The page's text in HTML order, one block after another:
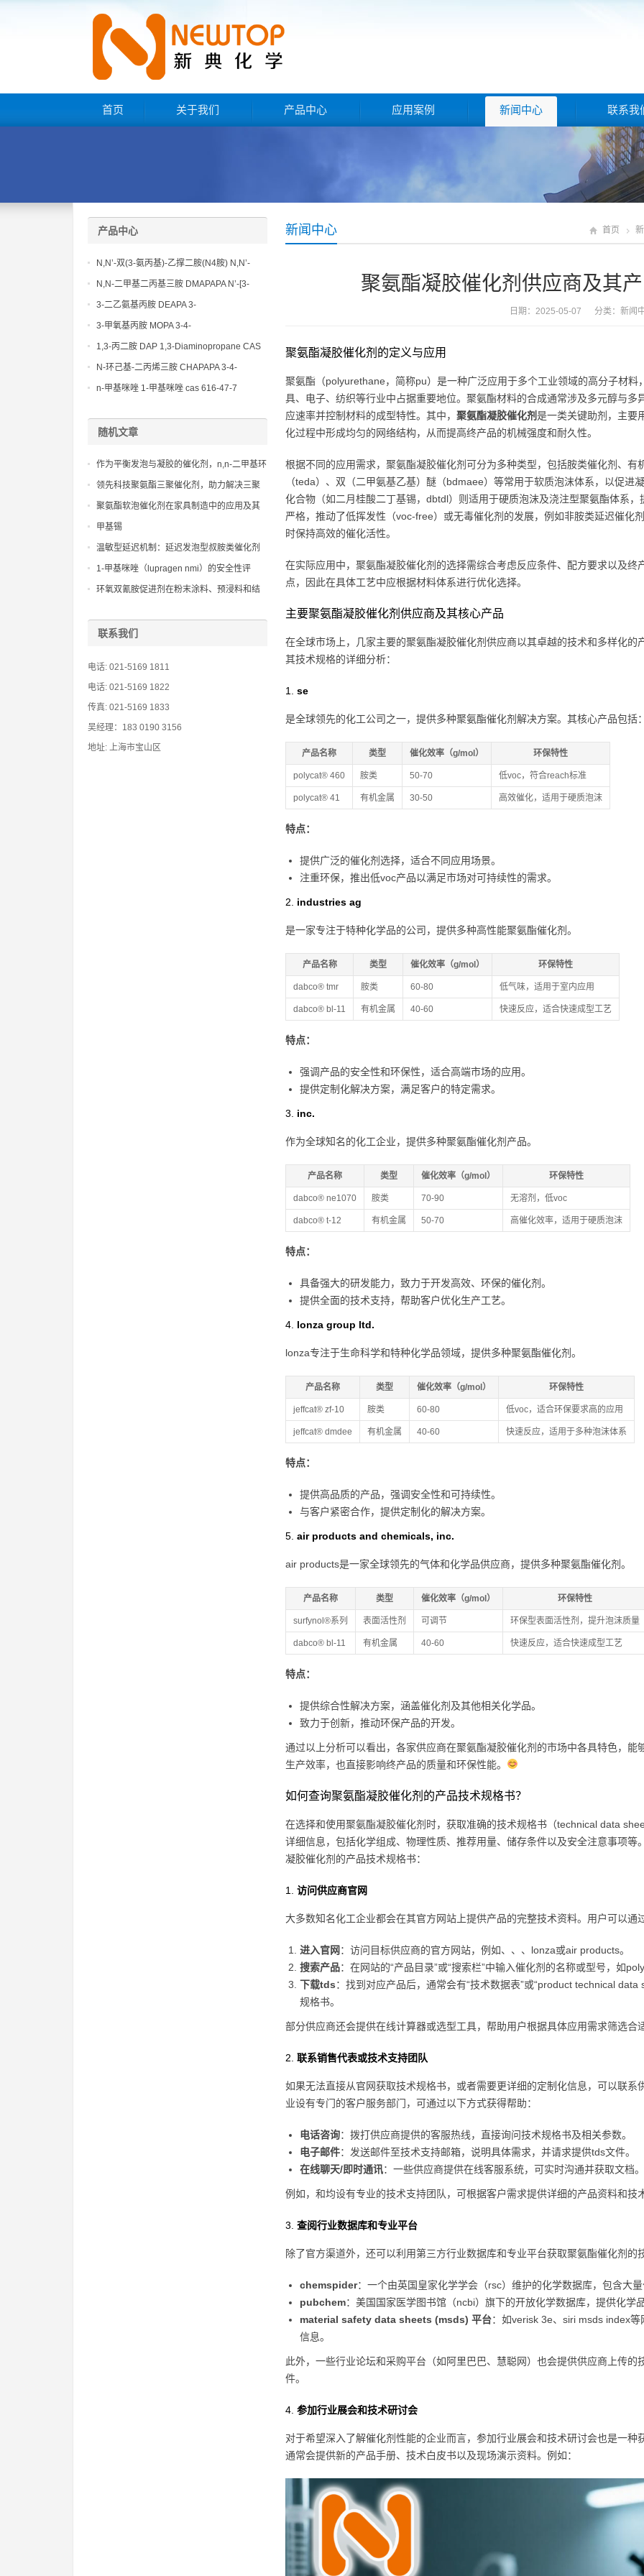
首页 关于我们 产品中心 应用案例 新闻中心 联系我
新闻中心 首页
聚氨酯凝胶催化剂供应商及其
日期：2025-05-07 分类： 新闻
聚氨酯凝胶催化剂的定义与应用
聚氨酯（polyurethane，简称pu）是一种广泛应用于多个工业领域的高分子材
具、电子、纺织等行业中占据重要地位。聚氨酯材料的合成通常涉及多元醇与
应速率并控制材料的成型特性。其中， 聚氨酯凝胶催化剂是一类关键助剂，主要
化过程中形成均匀的网络结构，从而提高终产品的机械强度和耐久性。
根据不同的应用需求，聚氨酯凝胶催化剂可分为多种类型，包括胺类催化剂、有
（teda）、双（二甲氨基乙基）醚（bdmaee）等常用于软质泡沫体系，以促进
化合物（如二月桂酸二丁基锡，dbtdl）则适用于硬质泡沫及浇注型聚氨酯体系
严格，推动了低挥发性（voc-free）或无毒催化剂的发展，例如非胺类延迟催化
时保持高效的催化活性。
在实际应用中，聚氨酯凝胶催化剂的选择需综合考虑反应条件、配方要求以及
点，因此在具体工艺中应根据材料体系进行优化选择。
主要聚氨酯凝胶催化剂供应商及其核心产品
在全球市场上，几家主要的聚氨酯凝胶催化剂供应商以其卓越的技术和多样化
其技术规格的详细分析：
1. se
是全球领先的化工公司之一，提供多种聚氨酯催化剂解决方案。其核心产品包括
产品名称 类型 催化效率（g/mol） 环保特性
polycat® 460 胺类 50-70 低voc，符合reach标准
polycat® 41 有机金属 30-50 高效催化，适用于硬质泡沫
特点：
提供广泛的催化剂选择，适合不同应用场景。
注重环保，推出低voc产品以满足市场对可持续性的需求。
2. industries ag
是一家专注于特种化学品的公司，提供多种高性能聚氨酯催化剂。
产品名称 类型 催化效率（g/mol） 环保特性
dabco® tmr 胺类 60-80 低气味，适用于室内应用
dabco® bl-11 有机金属 40-60 快速反应，适合快速成型工艺
特点：
强调产品的安全性和环保性，适合高端市场的应用。
提供定制化解决方案，满足客户的特定需求。
3. inc.
作为全球知名的化工企业，提供多种聚氨酯催化剂产品。
产品名称 类型 催化效率（g/mol） 环保特性
dabco® ne1070 胺类 70-90 无溶剂，低voc
dabco® t-12 有机金属 50-70 高催化效率，适用于硬质泡沫
特点：
具备强大的研发能力，致力于开发高效、环保的催化剂。
提供全面的技术支持，帮助客户优化生产工艺。
4. lonza group ltd.
lonza专注于生命科学和特种化学品领域，提供多种聚氨酯催化剂。
产品名称 类型 催化效率（g/mol） 环保特性
jeffcat® zf-10 胺类 60-80 低voc，适合环保要求高的应用
jeffcat® dmdee 有机金属 40-60 快速反应，适用于多种泡沫体系
特点：
提供高品质的产品，强调安全性和可持续性。
与客户紧密合作，提供定制化的解决方案。
5. air products and chemicals, inc.
air products是一家全球领先的气体和化学品供应商，提供多种聚氨酯催化剂。
产品名称 类型 催化效率（g/mol） 环保特性
surfynol®系列 表面活性剂 可调节 环保型表面活性剂，提升泡沫质量
dabco® bl-11 有机金属 40-60 快速反应，适合快速成型工艺
特点：
提供综合性解决方案，涵盖催化剂及其他相关化学品。
致力于创新，推动环保产品的开发。
通过以上分析可以看出，各家供应商在聚氨酯凝胶催化剂的市场中各具特色，
生产效率，也直接影响终产品的质量和环保性能。
如何查询聚氨酯凝胶催化剂的产品技术规格书？
在选择和使用聚氨酯凝胶催化剂时，获取准确的技术规格书（technical data
详细信息，包括化学组成、物理性质、推荐用量、储存条件以及安全注意事项
凝胶催化剂的产品技术规格书：
1. 访问供应商官网
大多数知名化工企业都会在其官方网站上提供产品的完整技术资料。用户可以通
进入官网 ：访问目标供应商的官方网站，例如、、、lonza或air products。
搜索产品：在网站的“产品目录”或“搜索栏”中输入催化剂的名称或型号，如
下载tds：找到对应产品后，通常会有“技术数据表”或“product technical
规格书。
部分供应商还会提供在线计算器或选型工具，帮助用户根据具体应用需求筛选合
2. 联系销售代表或技术支持团队
如果无法直接从官网获取技术规格书，或者需要更详细的定制化信息，可以联
业设有专门的客户服务部门，可通过以下方式获得帮助：
电话咨询：拨打供应商提供的客服热线，直接询问技术规格书及相关参数。
电子邮件：发送邮件至技术支持邮箱，说明具体需求，并请求提供tds文件。
在线聊天/即时通讯：一些供应商提供在线客服系统，可实时沟通并获取文档。
例如，和均设有专业的技术支持团队，可根据客户需求提供详细的产品资料和技
3. 查阅行业数据库和专业平台
除了官方渠道外，还可以利用第三方行业数据库和专业平台获取聚氨酯催化剂的
chemspider：一个由英国皇家化学学会（rsc）维护的化学数据库，包含大
pubchem：美国国家医学图书馆（ncbi）旗下的开放化学数据库，提供化学
material safety data sheets (msds) 平台：如verisk 3e、siri msds index
信息。
此外，一些行业论坛和采购平台（如阿里巴巴、慧聪网）也会提供供应商上传
件。
4. 参加行业展会和技术研讨会
对于希望深入了解催化剂性能的企业而言，参加行业展会和技术研讨会也是一
通常会提供新的产品手册、技术白皮书以及现场演示资料。例如：
产品中心
N,N’-双(3-氨丙基)-乙撑二胺(N4胺) N,N’-
Bis(3-aminopropyl)-ethylenediamine CAS
No10563-26-5
N,N-二甲基二丙基三胺 DMAPAPA N’-[3-
(dimethylamino)propyllpropane-1,3-
diamine CAS No10563-29-8
3-二乙氨基丙胺 DEAPA 3-
(Diethylamino)propylamine CAS No 104-
3-甲氧基丙胺 MOPA 3-4-
Methoxypropylamine CAS No 5332-73-0
1,3-丙二胺 DAP 1,3-Diaminopropane CAS
No 109-76-2
N-环己基-二丙烯三胺 CHAPAPA 3-4-
Methoxypropylamine CAS No:5332-73-0
n-甲基咪唑 1-甲基咪唑 cas 616-47-7
随机文章
作为平衡发泡与凝胶的催化剂，n,n-二甲基环
己胺 dmcha提升产品质量
领先科技聚氨酯三聚催化剂，助力解决三聚
反应中的技术难题
聚氨酯软泡催化剂在家具制造中的应用及其
对产品质量的影响
甲基锡
温敏型延迟机制：延迟发泡型叔胺类催化剂
在特定温度下被激活，实现精确的工艺控制
1-甲基咪唑（lupragen nmi）的安全性评
估：确保产品合规使用
环氧双氰胺促进剂在粉末涂料、预浸料和结
联系我们
电话: 021-5169 1811
电话: 021-5169 1822
传真: 021-5169 1833
吴经理：183 0190 3156
地址: 上海市宝山区